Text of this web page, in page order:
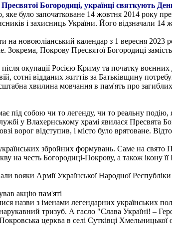
Богородиці, українці святкують
яке було започатковане 14 жовтня 2014 року
і захисниць України. Його відзначали 14
на новоюліанський календар з 1 вересня 2023
Зокрема, Покрову Пресвятої Богородиці
окупації Росією Криму та початку воєнних
сотні відданих життів за Батьківщину
хвилина мовчання в пам'ять про
під собою чи то легенду, чи то реальну подію,
у Влахернському храмі явилася Пресвята
відступив, і місто було врятоване.
збройних формувань. Саме на свято
на честь Богородиці-Покрову, а також ікону
вояки Армії Української Народної
акцію пам'яті
назви з іменами легендарних українських
тризуб. А гасло "Слава Україні! –
церква в селі Сутківці Хмельницької